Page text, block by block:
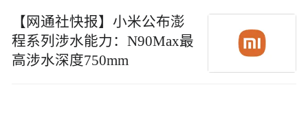
【网通社快报】小米公布澎
程系列涉水能力：N90Max最
高涉水深度750mm